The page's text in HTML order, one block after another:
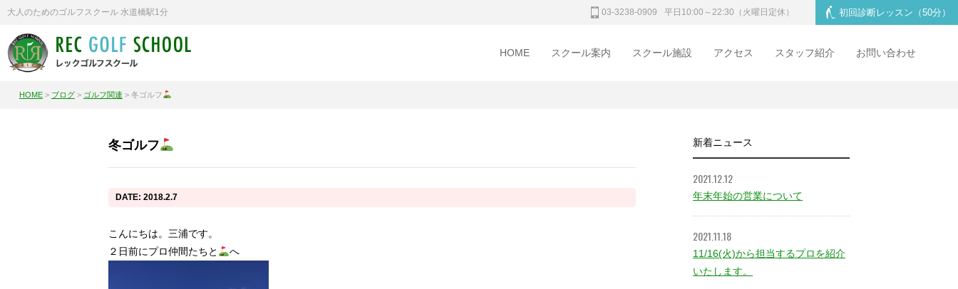
大人のためのゴルフスクール 水道橋駅1分 03-3238-0909 平日10:00～22:30 （火曜日定休） 初回診断レッスン （50分）
HOME スクール案内 スクール施設 アクセス スタッフ紹介 お問い合わせ
HOME> ブログ> ゴルフ関連 > 冬ゴルフ
冬ゴルフ
DATE: 2018.2.7
こんにちは。三浦です。
２日前にプロ仲間たちと
へ
新着ニュース
2021.12.12
年末年始の営業について
2021.11.18
11/16(火)から担当するプロを紹介
いたします。